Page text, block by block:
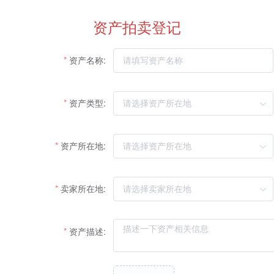
资产拍卖登记
资产名称:
资产类型:
资产所在地:
卖家所在地:
资产描述: